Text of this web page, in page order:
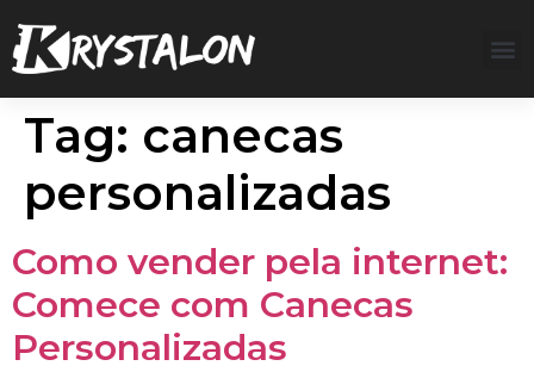
Tag: canecas
personalizadas
Como vender pela internet:
Comece com Canecas
Personalizadas